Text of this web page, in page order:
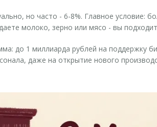
но часто - 6-8%. Главное условие:
молоко, зерно или мясо - вы
до 1 миллиарда рублей на поддержку
даже на открытие нового